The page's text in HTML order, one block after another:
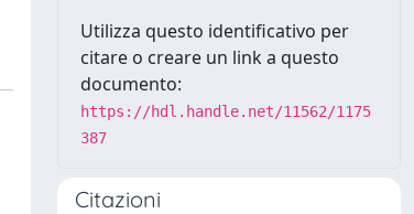
Utilizza questo identificativo per
citare o creare un link a questo
documento:
https://hdl.handle.net/11562/1175
387
Citazioni